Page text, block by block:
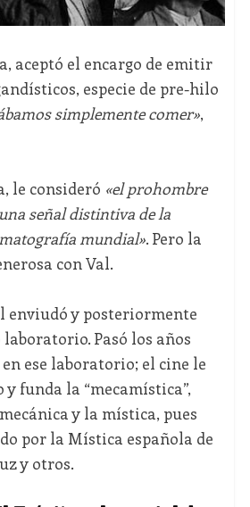
aceptó el encargo de emitir
especie de pre-hilo
simplemente comer»,
le consideró «el prohombre
señal distintiva de la
mundial». Pero la
con Val.
enviudó y posteriormente
Pasó los años
ese laboratorio; el cine le
y funda la “mecamística”,
y la mística, pues
por la Mística española de
y otros.